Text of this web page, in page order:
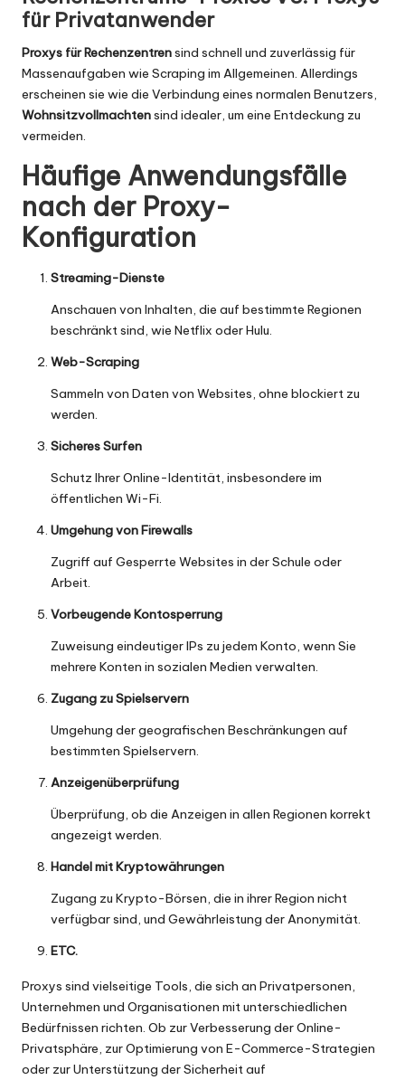
für Privatanwender
Proxys für Rechenzentrensind schnell und zuverlässig für
Massenaufgaben wie Scraping im Allgemeinen. Allerdings
erscheinen sie wie die Verbindung eines normalen Benutzers,
Wohnsitzvollmachtensind idealer, um eine Entdeckung zu
vermeiden.
Häufige Anwendungsfälle
nach der Proxy-
Konfiguration
Streaming-Dienste
Anschauen von Inhalten, die auf bestimmte Regionen
beschränkt sind, wie Netflix oder Hulu.
Web-Scraping
Sammeln von Daten von Websites, ohne blockiert zu
werden.
Sicheres Surfen
Schutz Ihrer Online-Identität, insbesondere im
öffentlichen Wi-Fi.
Umgehung von Firewalls
Zugriff auf Gesperrte Websites in der Schule oder
Arbeit.
Vorbeugende Kontosperrung
Zuweisung eindeutiger IPs zu jedem Konto, wenn Sie
mehrere Konten in sozialen Medien verwalten.
Zugang zu Spielservern
Umgehung der geografischen Beschränkungen auf
bestimmten Spielservern.
Anzeigenüberprüfung
Überprüfung, ob die Anzeigen in allen Regionen korrekt
angezeigt werden.
Handel mit Kryptowährungen
Zugang zu Krypto-Börsen, die in ihrer Region nicht
verfügbar sind, und Gewährleistung der Anonymität.
ETC.
Proxys sind vielseitige Tools, die sich an Privatpersonen,
Unternehmen und Organisationen mit unterschiedlichen
Bedürfnissen richten. Ob zur Verbesserung der Online-
Privatsphäre, zur Optimierung von E-Commerce-Strategien
oder zur Unterstützung der Sicherheit auf